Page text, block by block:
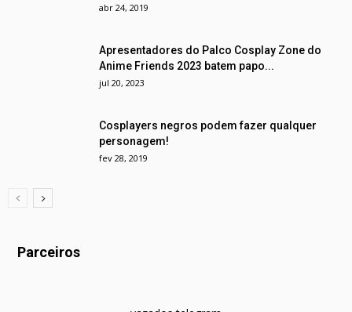
abr 24, 2019
Apresentadores do Palco Cosplay Zone do
Anime Friends 2023 batem papo...
jul 20, 2023
Cosplayers negros podem fazer qualquer
personagem!
fev 28, 2019
Parceiros